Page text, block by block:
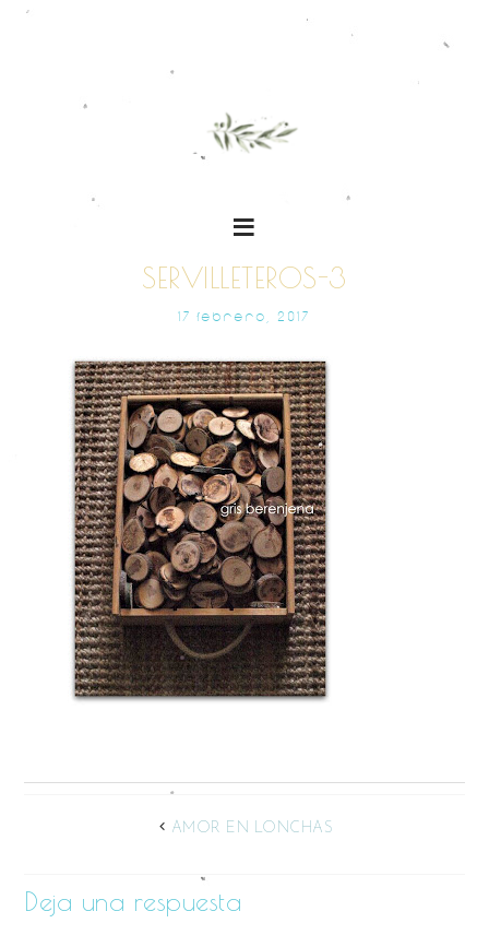
SERVILLETEROS-3
17 FEBRERO, 2017
AMOR EN LONCHAS
Deja una respuesta